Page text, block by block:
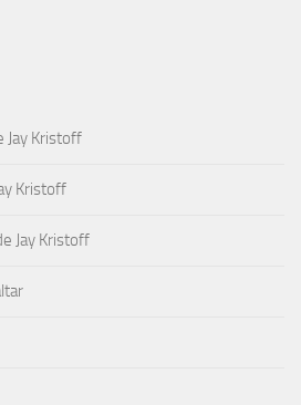
Jay Kristoff
Kristoff
Jay Kristoff